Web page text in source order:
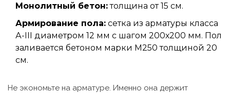
Монолитный бетон:толщина от 15 см.
Армирование пола: сетка из арматуры класса
А-III диаметром 12 мм с шагом 200х200 мм. Пол
заливается бетоном марки М250 толщиной 20
см.
Не экономьте на арматуре. Именно она держит